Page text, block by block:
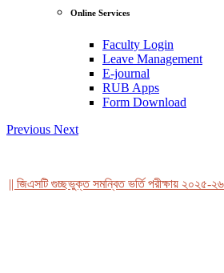
Online Services
Faculty Login
Leave Management
E-journal
RUB Apps
Form Download
Previous Next
গুচ্ছভুক্ত সমন্বিত ভর্তি পরীক্ষায় ২০২৫-২৬